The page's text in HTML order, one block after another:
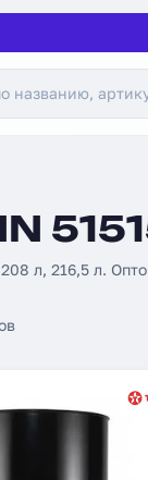
л, 216,5 л.